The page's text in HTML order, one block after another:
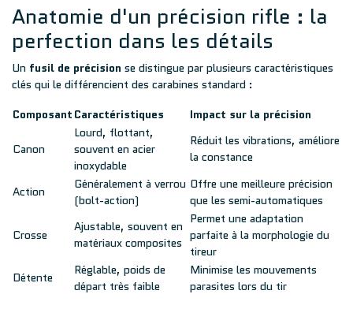
Anatomie d'un précision rifle : la
perfection dans les détails
Un fusil de précision se distingue par plusieurs caractéristiques
clés qui le différencient des carabines standard :
Composant Caractéristiques Impact sur la précision
Canon
Lourd, flottant,
souvent en acier
inoxydable
Réduit les vibrations, améliore
la constance
Action
Généralement à verrou
(bolt-action)
Offre une meilleure précision
que les semi-automatiques
Crosse
Ajustable, souvent en
matériaux composites
Permet une adaptation
parfaite à la morphologie du
tireur
Détente
Réglable, poids de
départ très faible
Minimise les mouvements
parasites lors du tir